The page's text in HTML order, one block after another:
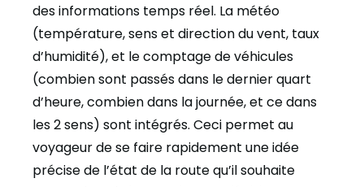
des informations temps réel. La météo
(température, sens et direction du vent, taux
d’humidité), et le comptage de véhicules
(combien sont passés dans le dernier quart
d’heure, combien dans la journée, et ce dans
les 2 sens) sont intégrés. Ceci permet au
voyageur de se faire rapidement une idée
précise de l’état de la route qu’il souhaite